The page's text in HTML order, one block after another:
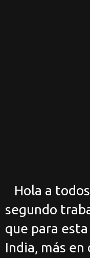
Hola a
segundo
que para
India, más